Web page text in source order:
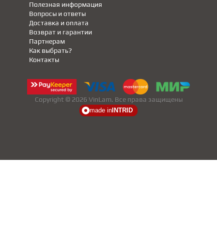
Полезная информация
Партнерам
Вопросы и ответы
Доставка и оплата
Возврат и гарантии
Как выбрать?
Контакты
Copyright © 2026 VinLam. Все права защищены
made in INTRID